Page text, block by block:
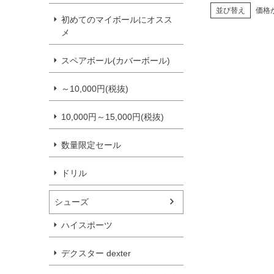
初めてのマイボールにオスス
メ
スペアボール(カバーボール)
～10,000円(税抜)
10,000円～15,000円(税抜)
数量限定セール
ドリル
シューズ
ハイスポーツ
デクスター dexter
並び替え 価格